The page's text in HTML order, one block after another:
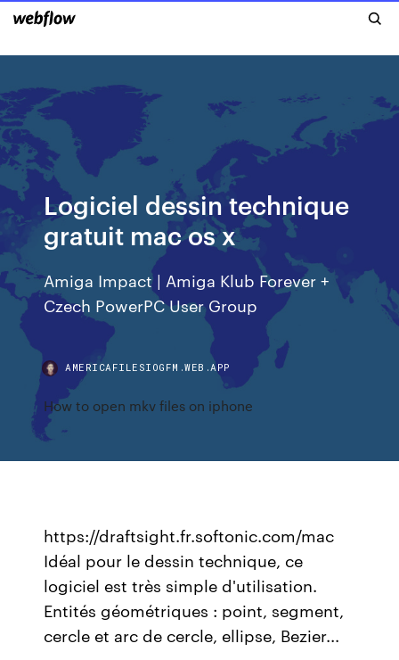
Logiciel dessin technique
gratuit mac os x
Amiga Impact | Amiga Klub Forever +
Czech PowerPC User Group
AMERICAFILESIOGFM.WEB.APP
How to open mkv files on iphone
https://draftsight.fr.softonic.com/mac
Idéal pour le dessin technique, ce
logiciel est très simple d'utilisation.
Entités géométriques : point, segment,
cercle et arc de cercle, ellipse, Bezier...